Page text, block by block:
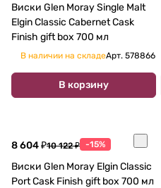
Виски Glen Moray Single Malt
Elgin Classic Cabernet Cask
Finish gift box 700 мл
В наличии на складеАрт. 578866
В корзину
8 604 ₽10 122 ₽ -15%
Виски Glen Moray Elgin Classic
Port Cask Finish gift box 700 мл